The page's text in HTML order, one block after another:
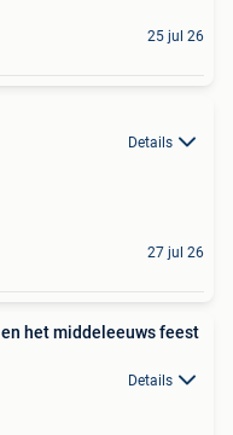
25 jul 26
Details
27 jul 26
het middeleeuws feest
Details